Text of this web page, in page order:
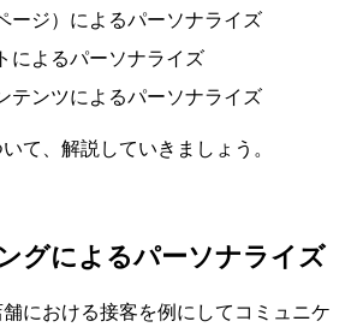
ージ）によるパーソナライズ
によるパーソナライズ
テンツによるパーソナライズ
て、解説していきましょう。
グによるパーソナライズ
における接客を例にしてコミュニケ